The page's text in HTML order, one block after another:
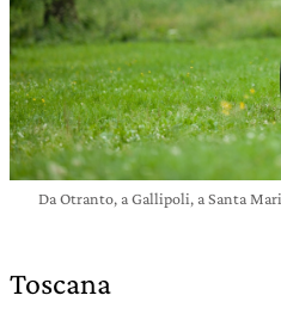
Da Otranto, a Gallipoli, a Santa
Toscana